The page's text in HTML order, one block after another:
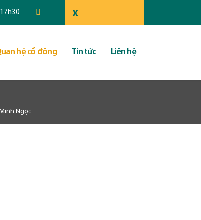
X
17h30 -
hệ cổ đông Tin tức Liên hệ
Ngọc